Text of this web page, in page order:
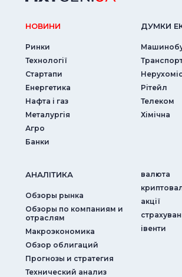
НОВИНИ
Ринки
Технології
Стартапи
Енергетика
Нафта і газ
Металургія
Агро
Банки
ДУМКИ
Рітейл
Телеком
Хімічна
АНАЛIТИКА
Обзоры рынка
Обзоры по компаниям и
отраслям
Макроэкономика
Обзор облигаций
Прогнозы и стратегия
Технический анализ
валюта
акції
iвенти